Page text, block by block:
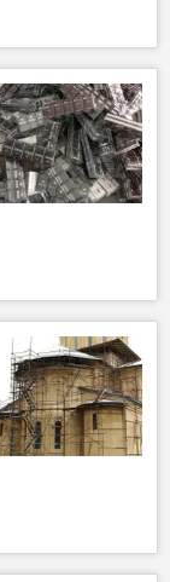
ქართული კულტურული მემკვიდრეობის ძეგლები